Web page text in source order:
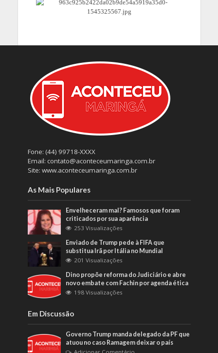
Fone: (44) 99718-XXXX
Email: contato@aconteceumaringa.com.br
Site: www.aconteceumaringa.com.br
As Mais Populares
Envelheceram mal? Famosos que foram
criticados por sua aparência
253 Visualizações
Enviado de Trump pede à FIFA que
substitua Irã por Itália no Mundial
201 Visualizações
Dino propõe reforma do Judiciário e abre
novo embate com Fachin por agenda ética
198 Visualizações
Em Discussão
Governo Trump manda delegado da PF que
atuou no caso Ramagem deixar o país